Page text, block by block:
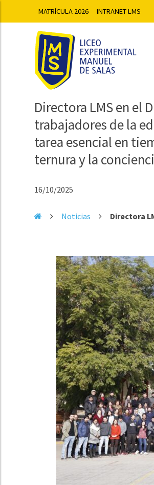
MATRÍCULA 2026 INTRANET LMS
Directora LMS en el
trabajadores de la
tarea esencial en
ternura y la
16/10/2025
Noticias Directora